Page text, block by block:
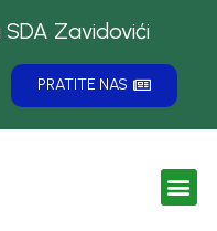
Zavidovići
PRATITE NAS